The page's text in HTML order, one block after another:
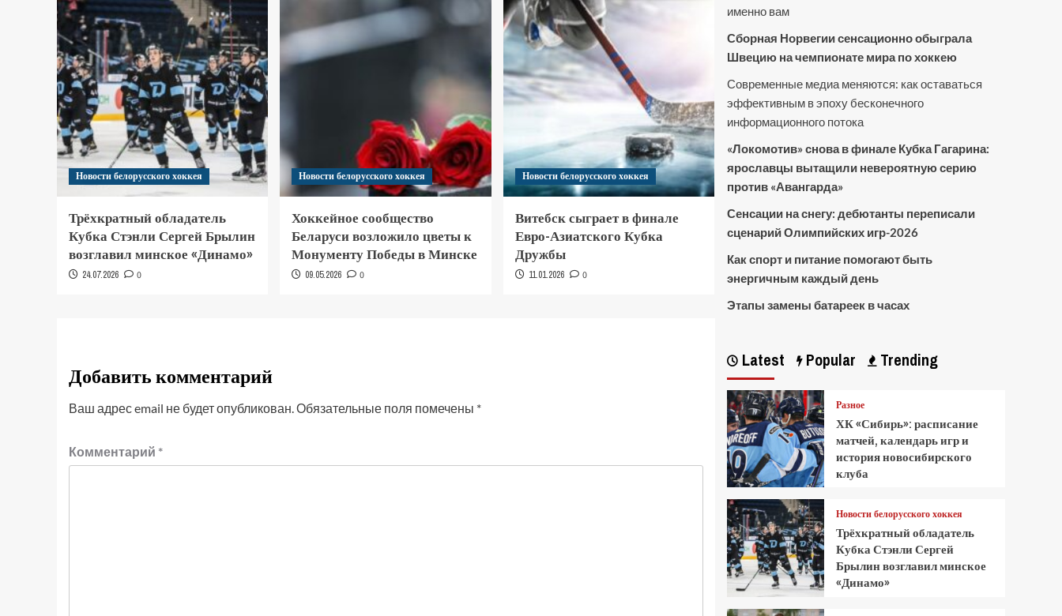
Новости белорусского хоккея
Трёхкратный обладатель
Кубка Стэнли Сергей Брылин
возглавил минское «Динамо»
24.07.2026 0
Новости белорусского хоккея
Хоккейное сообщество
Беларуси возложило цветы к
Монументу Победы в Минске
09.05.2026 0
Новости белорусского хоккея
Витебск сыграет в финале
Евро-Азиатского Кубка
Дружбы
11.01.2026 0
Добавить комментарий
Ваш адрес email не будет опубликован.Обязательные поля помечены *
Комментарий *
именно вам
Сборная Норвегии сенсационно обыграла
Швецию на чемпионате мира по хоккею
Современные медиа меняются: как оставаться
эффективным в эпоху бесконечного
информационного потока
«Локомотив» снова в финале Кубка Гагарина:
ярославцы вытащили невероятную серию
против «Авангарда»
Сенсации на снегу: дебютанты переписали
сценарий Олимпийских игр-2026
Как спорт и питание помогают быть
энергичным каждый день
Этапы замены батареек в часах
Latest Popular Trending
Разное
ХК «Сибирь»: расписание
матчей, календарь игр и
история новосибирского
клуба
Новости белорусского хоккея
Трёхкратный обладатель
Кубка Стэнли Сергей
Брылин возглавил минское
«Динамо»